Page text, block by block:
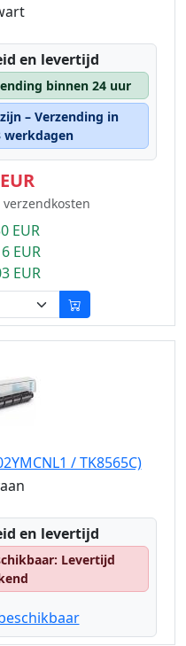
en levertijd
binnen 24 uur
– Verzending in
werkdagen
verzendkosten
EUR
EUR
EUR
/ TK8565C)
en levertijd
Levertijd